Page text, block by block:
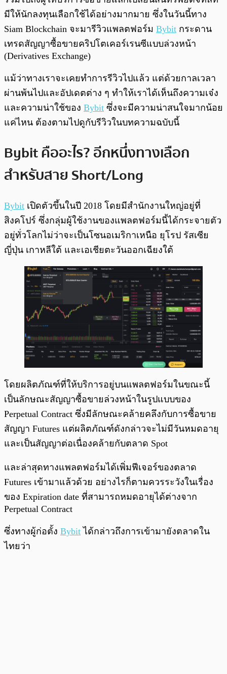
มีให้นักลงทุนเลือกใช้ได้อย่างมากมาย ซึ่งในวันนี้ทาง
Siam Blockchain จะมารีวิวแพลตฟอร์ม Bybit กระดาน
เทรดสัญญาซื้อขายคริปโตเคอร์เรนซีแบบล่วงหน้า
(Derivatives Exchange)
แม้ว่าทางเราจะเคยทำการรีวิวไปแล้ว แต่ด้วยกาลเวลา
ผ่านพ้นไปและอัปเดตต่าง ๆ ทำให้เราได้เห็นถึงความเจ๋ง
และความน่าใช้ของ Bybit ซึ่งจะมีความน่าสนใจมากน้อย
แค่ไหน ต้องตามไปดูกับรีวิวในบทความฉบับนี้
Bybit คืออะไร? อีกหนึ่งทางเลือก
สำหรับสาย Short/Long
Bybit เปิดตัวขึ้นในปี 2018 โดยมีสำนักงานใหญ่อยู่ที่
สิงคโปร์ ซึ่งกลุ่มผู้ใช้งานของแพลตฟอร์มนี้ได้กระจายตัว
อยู่ทั่วโลกไม่ว่าจะเป็นโซนอเมริกาเหนือ ยุโรป รัสเซีย
ญี่ปุ่น เกาหลีใต้ และเอเชียตะวันออกเฉียงใต้
โดยผลิตภัณฑ์ที่ให้บริการอยู่บนแพลตฟอร์มในขณะนี้
เป็นลักษณะสัญญาซื้อขายล่วงหน้าในรูปแบบของ
Perpetual Contract ซึ่งมีลักษณะคล้ายคลึงกับการซื้อขาย
สัญญา Futures แต่ผลิตภัณฑ์ดังกล่าวจะไม่มีวันหมดอายุ
และเป็นสัญญาต่อเนื่องคล้ายกับตลาด Spot
และล่าสุดทางแพลตฟอร์มได้เพิ่มฟีเจอร์ของตลาด
Futures เข้ามาแล้วด้วย อย่างไรก็ตามควรระวังในเรื่อง
ของ Expiration date ที่สามารถหมดอายุได้ต่างจาก
Perpetual Contract
ซึ่งทางผู้ก่อตั้ง Bybit ได้กล่าวถึงการเข้ามายังตลาดใน
ไทยว่า